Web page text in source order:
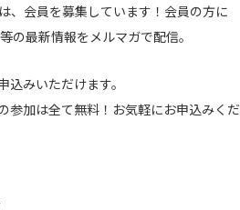
、会員を募集しています！会員の方に
の最新情報をメルマガで配信。
みいただけます。
参加は全て無料！お気軽にお申込みくだ